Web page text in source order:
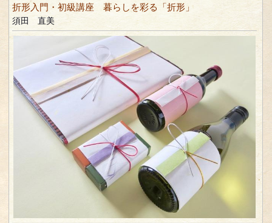
折形入門・初級講座 暮らしを彩る「折形」
須田 直美